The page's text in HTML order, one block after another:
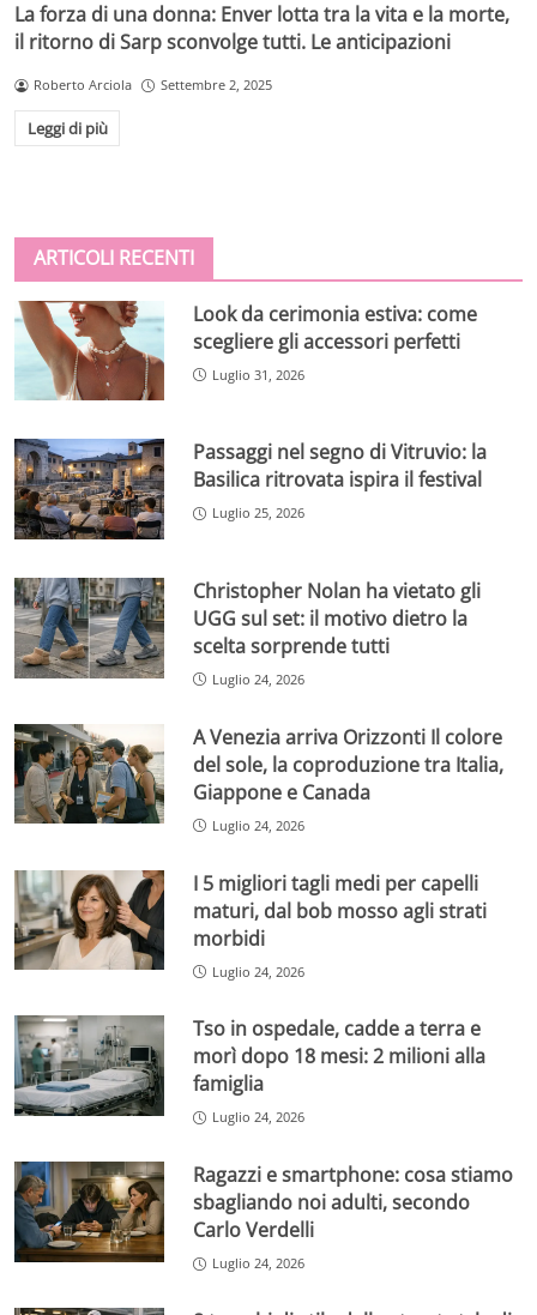
La forza di una donna: Enver lotta tra la vita e la morte,
il ritorno di Sarp sconvolge tutti. Le anticipazioni
Roberto Arciola Settembre 2, 2025
Leggi di più
ARTICOLI RECENTI
Look da cerimonia estiva: come
scegliere gli accessori perfetti
Luglio 31, 2026
Passaggi nel segno di Vitruvio: la
Basilica ritrovata ispira il festival
Luglio 25, 2026
Christopher Nolan ha vietato gli
UGG sul set: il motivo dietro la
scelta sorprende tutti
Luglio 24, 2026
A Venezia arriva Orizzonti Il colore
del sole, la coproduzione tra Italia,
Giappone e Canada
Luglio 24, 2026
I 5 migliori tagli medi per capelli
maturi, dal bob mosso agli strati
morbidi
Luglio 24, 2026
Tso in ospedale, cadde a terra e
morì dopo 18 mesi: 2 milioni alla
famiglia
Luglio 24, 2026
Ragazzi e smartphone: cosa stiamo
sbagliando noi adulti, secondo
Carlo Verdelli
Luglio 24, 2026